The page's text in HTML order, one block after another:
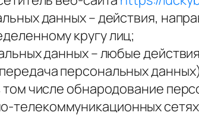
данных – действия,
кругу лиц;
данных – любые
персональных
том числе обнародование